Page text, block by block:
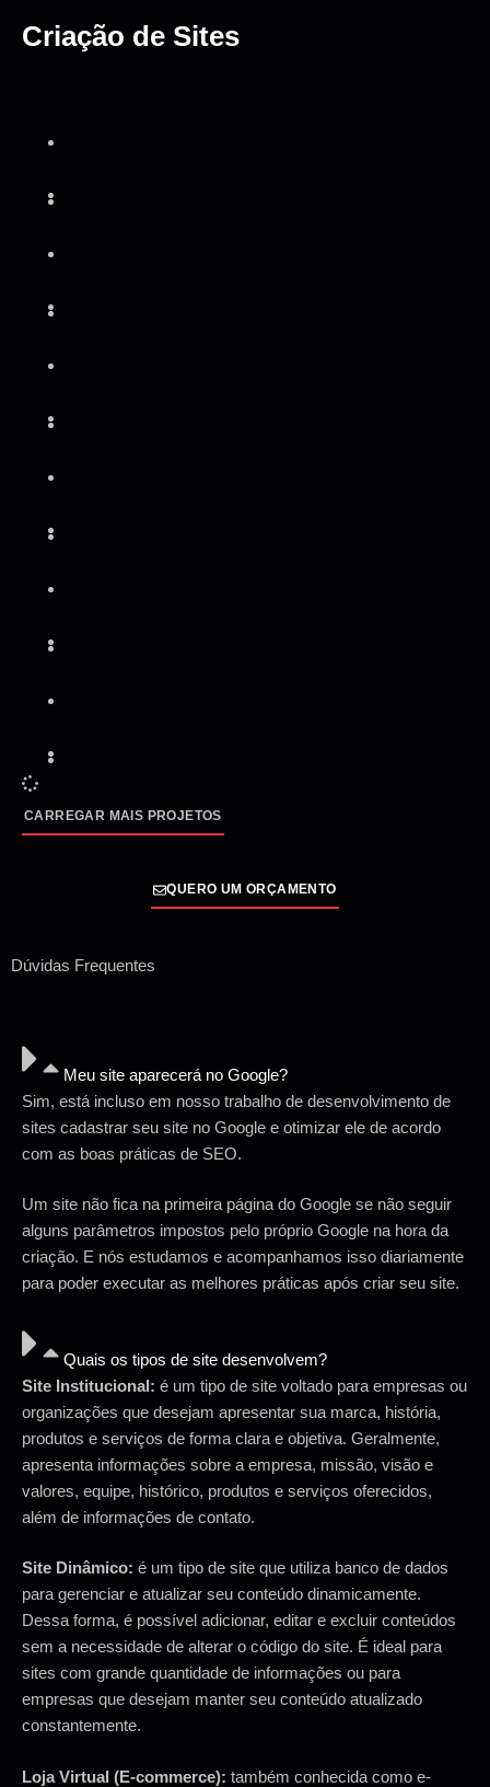
Criação de Sites
CARREGAR MAIS PROJETOS
QUERO UM ORÇAMENTO
Dúvidas Frequentes
Meu site aparecerá no Google?
Sim, está incluso em nosso trabalho de desenvolvimento de
sites cadastrar seu site no Google e otimizar ele de acordo
com as boas práticas de SEO.
Um site não fica na primeira página do Google se não seguir
alguns parâmetros impostos pelo próprio Google na hora da
criação. E nós estudamos e acompanhamos isso diariamente
para poder executar as melhores práticas após criar seu site.
Quais os tipos de site desenvolvem?
Site Institucional: é um tipo de site voltado para empresas ou
organizações que desejam apresentar sua marca, história,
produtos e serviços de forma clara e objetiva. Geralmente,
apresenta informações sobre a empresa, missão, visão e
valores, equipe, histórico, produtos e serviços oferecidos,
além de informações de contato.
Site Dinâmico: é um tipo de site que utiliza banco de dados
para gerenciar e atualizar seu conteúdo dinamicamente.
Dessa forma, é possível adicionar, editar e excluir conteúdos
sem a necessidade de alterar o código do site. É ideal para
sites com grande quantidade de informações ou para
empresas que desejam manter seu conteúdo atualizado
constantemente.
Loja Virtual (E-commerce): também conhecida como e-